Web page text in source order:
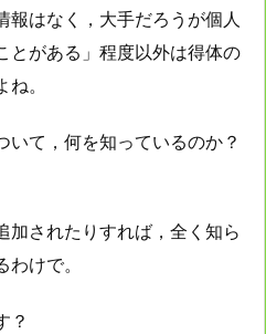
報はなく，大手だろうが個人
とがある」程度以外は得体の
。
いて，何を知っているのか？
加されたりすれば，全く知ら
けで。
？